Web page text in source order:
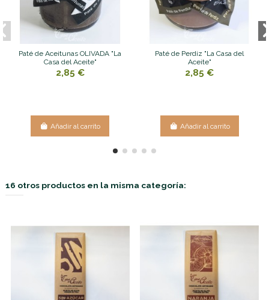
Paté de Aceitunas OLIVADA "La
Casa del Aceite"
2,85 €
Añadir al carrito
Paté de Perdiz "La Casa del
Aceite"
2,85 €
Añadir al carrito
16 otros productos en la misma categoría: